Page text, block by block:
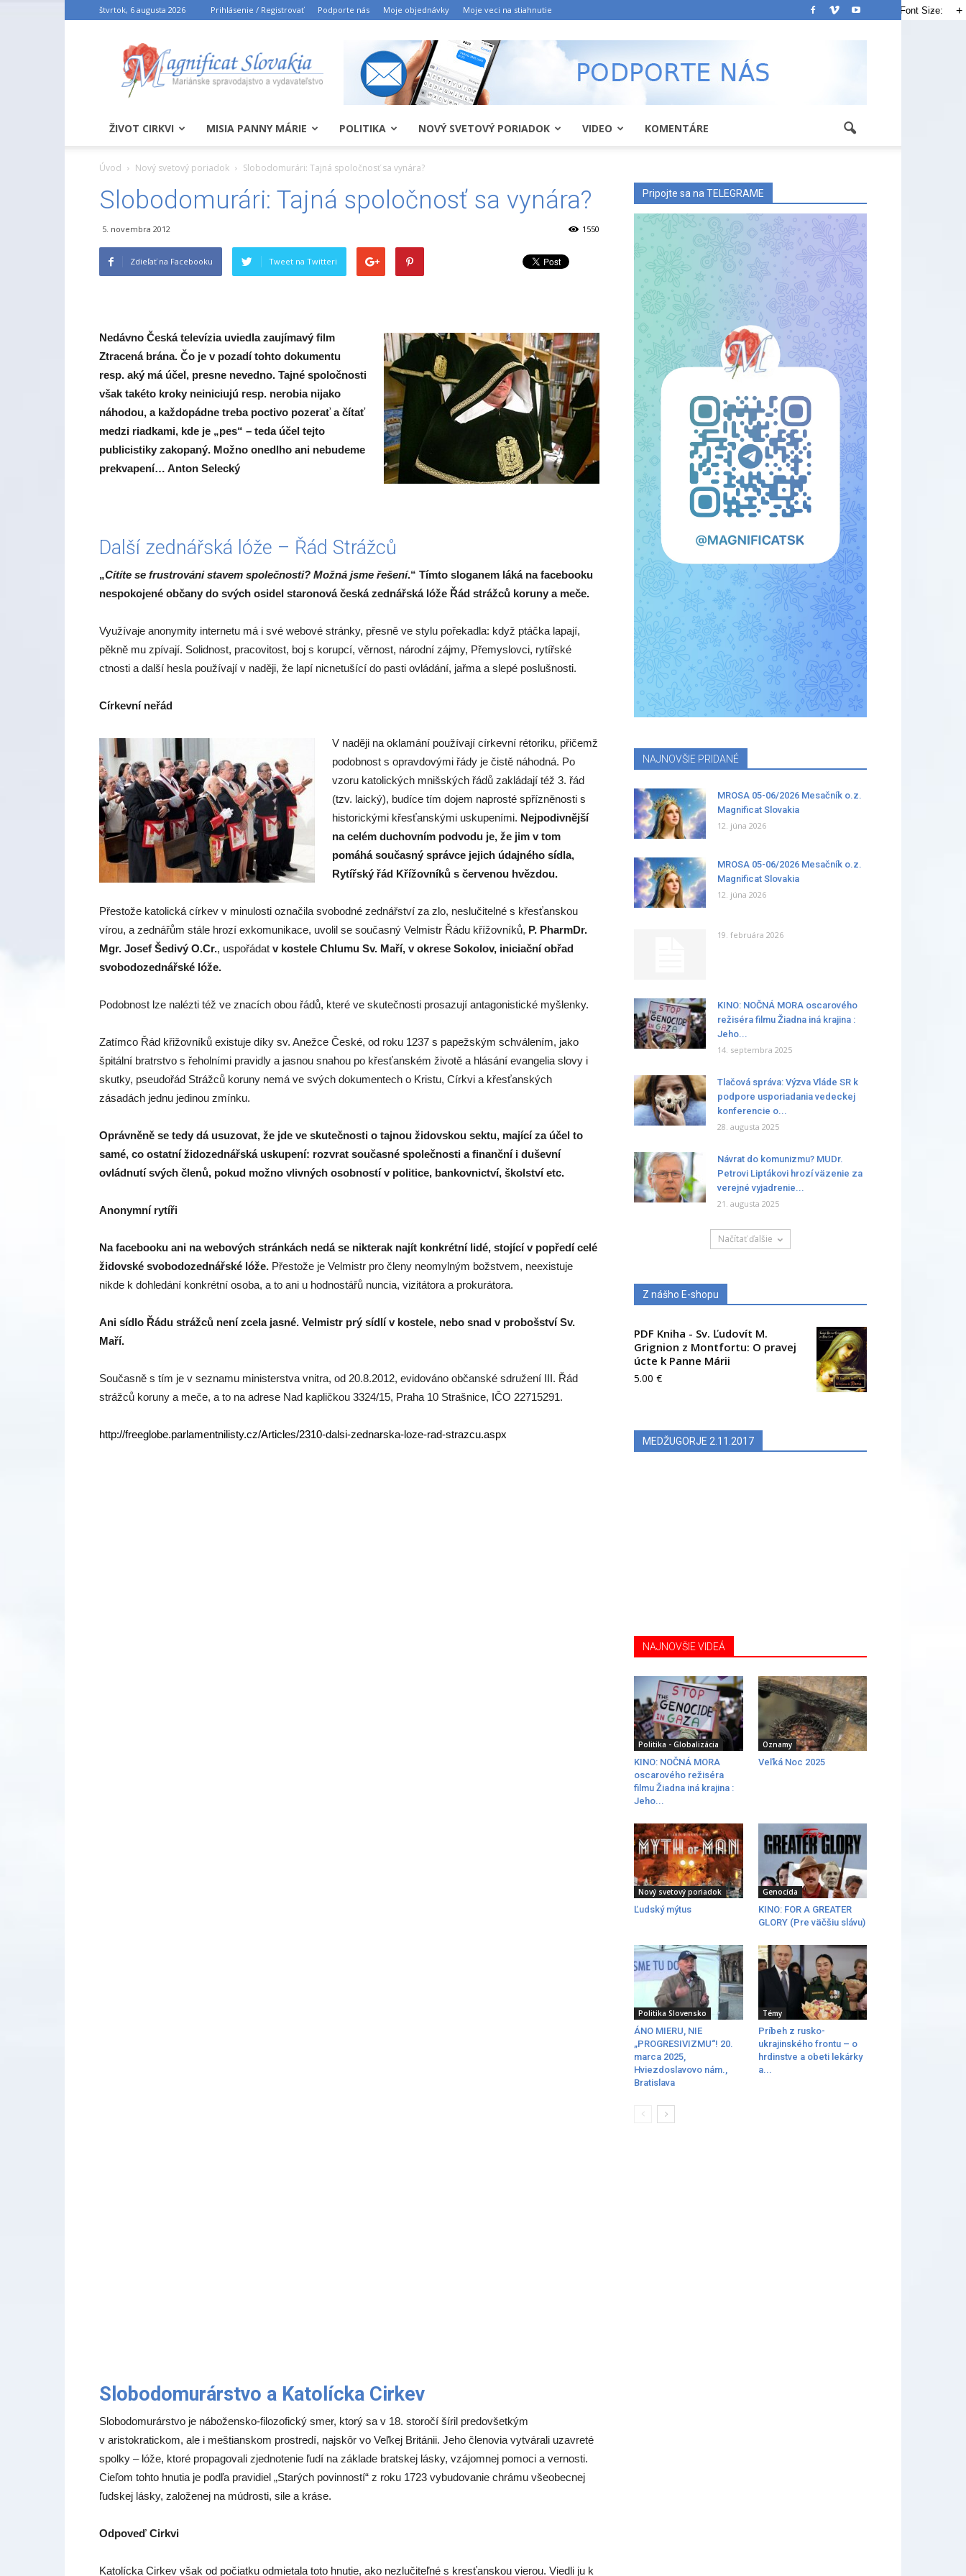
štvrtok, 6 augusta 2026 Prihlásenie / Registrovať Podporte nás Moje objednávky Moje veci na stiahnutie
ŽIVOT CIRKVI MISIA PANNY MÁRIE POLITIKA NOVÝ SVETOVÝ PORIADOK VIDEO KOMENTÁRE
Úvod Nový svetový poriadok Slobodomurári: Tajná spoločnosť sa vynára?
Slobodomurári: Tajná spoločnosť sa vynára?
5. novembra 2012 1550
Zdieľať na Facebooku Tweet na Twitteri
Nedávno Česká televízia uviedla zaujímavý film
Ztracená brána. Čo je v pozadí tohto dokumentu
resp. aký má účel, presne nevedno. Tajné spoločnosti
však takéto kroky neiniciujú resp. nerobia nijako
náhodou, a každopádne treba poctivo pozerať a čítať
medzi riadkami, kde je „pes“ – teda účel tejto
publicistiky zakopaný. Možno onedlho ani nebudeme
prekvapení… Anton Selecký
Další zednářská lóže – Řád Strážců
„Cítíte se frustrováni stavem společnosti? Možná jsme řešení.“ Tímto sloganem láká na facebooku
nespokojené občany do svých osidel staronová česká zednářská lóže Řád strážců koruny a meče.
Využívaje anonymity internetu má i své webové stránky, přesně ve stylu pořekadla: když ptáčka lapají,
pěkně mu zpívají. Solidnost, pracovitost, boj s korupcí, věrnost, národní zájmy, Přemyslovci, rytířské
ctnosti a další hesla používají v naději, že lapí nicnetušící do pasti ovládání, jařma a slepé poslušnosti.
Církevní neřád
V naději na oklamání používají církevní rétoriku, přičemž
podobnost s opravdovými řády je čistě náhodná. Po
vzoru katolických mnišských řádů zakládají též 3. řád
(tzv. laický), budíce tím dojem naprosté spřízněnosti s
historickými křesťanskými uskupeními. Nejpodivnější
na celém duchovním podvodu je, že jim v tom
pomáhá současný správce jejich údajného sídla,
Rytířský řád Křížovníků s červenou hvězdou.
Přestože katolická církev v minulosti označila svobodné zednářství za zlo, neslučitelné s křesťanskou
vírou, a zednářům stále hrozí exkomunikace, uvolil se současný Velmistr Řádu křížovníků, P. PharmDr.
Mgr. Josef Šedivý O.Cr., uspořádat v kostele Chlumu Sv. Maří, v okrese Sokolov, iniciační obřad
svobodozednářské lóže.
Podobnost lze nalézti též ve znacích obou řádů, které ve skutečnosti prosazují antagonistické myšlenky.
Zatímco Řád křižovníků existuje díky sv. Anežce České, od roku 1237 s papežským schválením, jako
špitální bratrstvo s řeholními pravidly a jasnou snahou po křesťanském životě a hlásání evangelia slovy i
skutky, pseudořád Strážců koruny nemá ve svých dokumentech o Kristu, Církvi a křesťanských
zásadách jednu jedinou zmínku.
Oprávněně se tedy dá usuzovat, že jde ve skutečnosti o tajnou židovskou sektu, mající za účel to
samé, co ostatní židozednářská uskupení: rozvrat současné společnosti a finanční i duševní
ovládnutí svých členů, pokud možno vlivných osobností v politice, bankovnictví, školství etc.
Anonymní rytíři
Na facebooku ani na webových stránkách nedá se nikterak najít konkrétní lidé, stojící v popředí celé
židovské svobodozednářské lóže. Přestože je Velmistr pro členy neomylným božstvem, neexistuje
nikde k dohledání konkrétní osoba, a to ani u hodnostářů nuncia, vizitátora a prokurátora.
Ani sídlo Řádu strážců není zcela jasné. Velmistr prý sídlí v kostele, nebo snad v probošství Sv.
Maří.
Současně s tím je v seznamu ministerstva vnitra, od 20.8.2012, evidováno občanské sdružení III. Řád
strážců koruny a meče, a to na adrese Nad kapličkou 3324/15, Praha 10 Strašnice, IČO 22715291.
http://freeglobe.parlamentnilisty.cz/Articles/2310-dalsi-zednarska-loze-rad-strazcu.aspx
Slobodomurárstvo a Katolícka Cirkev
Slobodomurárstvo je nábožensko-filozofický smer, ktorý sa v 18. storočí šíril predovšetkým
v aristokratickom, ale i meštianskom prostredí, najskôr vo Veľkej Británii. Jeho členovia vytvárali uzavreté
spolky – lóže, ktoré propagovali zjednotenie ľudí na základe bratskej lásky, vzájomnej pomoci a vernosti.
Cieľom tohto hnutia je podľa pravidiel „Starých povinností“ z roku 1723 vybudovanie chrámu všeobecnej
ľudskej lásky, založenej na múdrosti, sile a kráse.
Odpoveď Cirkvi
Katolícka Cirkev však od počiatku odmietala toto hnutie, ako nezlučiteľné s kresťanskou vierou. Viedli ju k
Pripojte sa na TELEGRAME
NAJNOVŠIE PRIDANÉ
MROSA 05-06/2026 Mesačník o.z.
Magnificat Slovakia
12. júna 2026
MROSA 05-06/2026 Mesačník o.z.
Magnificat Slovakia
12. júna 2026
19. februára 2026
KINO: NOČNÁ MORA oscarového
režiséra filmu Žiadna iná krajina :
Jeho...
14. septembra 2025
Tlačová správa: Výzva Vláde SR k
podpore usporiadania vedeckej
konferencie o...
28. augusta 2025
Návrat do komunizmu? MUDr.
Petrovi Liptákovi hrozí väzenie za
verejné vyjadrenie...
21. augusta 2025
Načítať ďalšie
Z nášho E-shopu
PDF Kniha - Sv. Ľudovít M.
Grignion z Montfortu: O pravej
úcte k Panne Márii
5.00 €
MEDŽUGORJE 2.11.2017
NAJNOVŠIE VIDEÁ
Politika - Globalizácia
KINO: NOČNÁ MORA
oscarového režiséra
filmu Žiadna iná krajina :
Jeho...
Oznamy
Veľká Noc 2025
Nový svetový poriadok
Ľudský mýtus
Genocída
KINO: FOR A GREATER
GLORY (Pre väčšiu slávu)
Politika Slovensko
ÁNO MIERU, NIE
„PROGRESIVIZMU“! 20.
marca 2025,
Hviezdoslavovo nám.,
Bratislava
Témy
Príbeh z rusko-
ukrajinského frontu – o
hrdinstve a obeti lekárky
a...
Font Size:
- +